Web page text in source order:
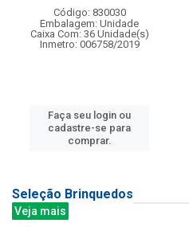
Código: 830030
Embalagem: Unidade
Caixa Com: 36 Unidade(s)
Inmetro: 006758/2019
Faça seu login ou
cadastre-se para
comprar.
Seleção Brinquedos
Veja mais